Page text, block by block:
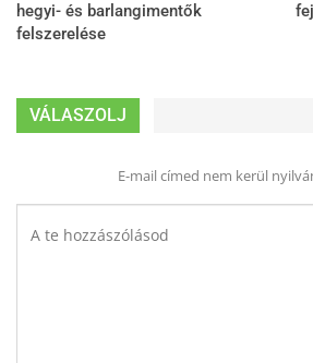
hegyi- és barlangimentők
felszerelése
VÁLASZOLJ
E-mail címed nem kerül